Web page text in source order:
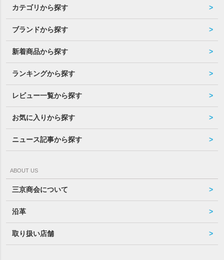
カテゴリから探す
ブランドから探す
新着商品から探す
ランキングから探す
レビュー一覧から探す
お気に入りから探す
ニュース記事から探す
ABOUT US
三京商会について
沿革
取り扱い店舗